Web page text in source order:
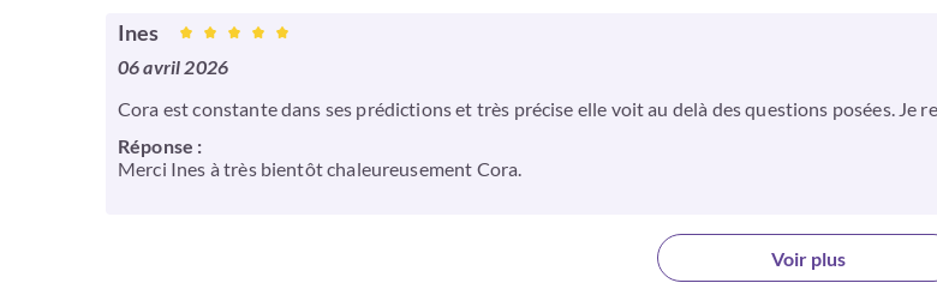
Ines
06 avril 2026
Cora est constante dans ses prédictions et très précise elle voit au delà des questions posées. Je
Réponse :
Merci Ines à très bientôt chaleureusement Cora.
Voir plus